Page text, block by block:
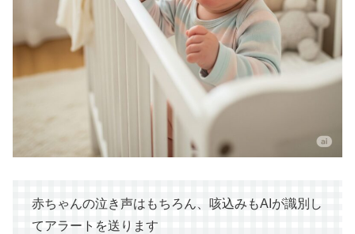
赤ちゃんの泣き声はもちろん、咳込みもAIが識別し
てアラートを送ります